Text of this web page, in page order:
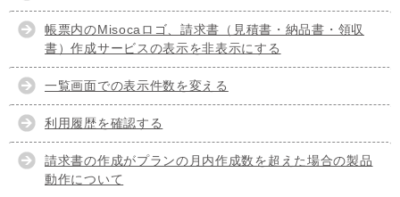
帳票内のMisocaロゴ、請求書（見積書・納品書・領収
書）作成サービスの表示を非表示にする
一覧画面での表示件数を変える
利用履歴を確認する
請求書の作成がプランの月内作成数を超えた場合の製品
動作について